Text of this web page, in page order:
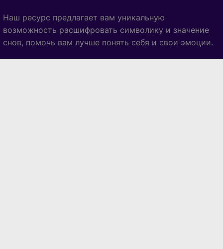
Наш ресурс предлагает вам уникальную
возможность расшифровать символику и значение
снов, помочь вам лучше понять себя и свои эмоции.